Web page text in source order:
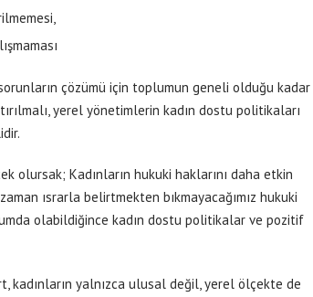
çözümü için toplumun geneli olduğu kadar
yerel yönetimlerin kadın dostu politikaları
olursak; Kadınların hukuki haklarını daha etkin
ısrarla belirtmekten bıkmayacağımız hukuki
olabildiğince kadın dostu politikalar ve pozitif
kadınların yalnızca ulusal değil, yerel ölçekte de